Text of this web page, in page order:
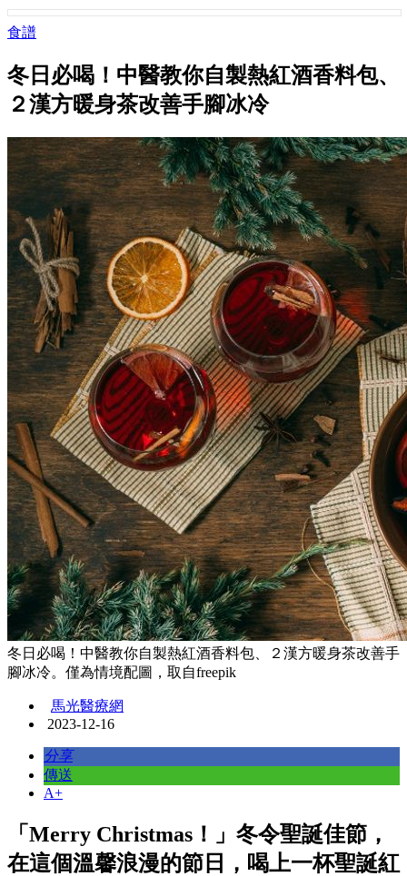
食譜
冬日必喝！中醫教你自製熱紅酒香料包、
２漢方暖身茶改善手腳冰冷
冬日必喝！中醫教你自製熱紅酒香料包、２漢方暖身茶改善手
腳冰冷。僅為情境配圖，取自freepik
馬光醫療網
2023-12-16
分享
傳送
A+
「Merry Christmas！」冬令聖誕佳節，
在這個溫馨浪漫的節日，喝上一杯聖誕紅